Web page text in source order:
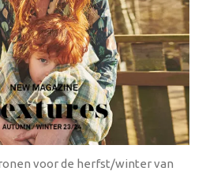
voor de herfst/winter van